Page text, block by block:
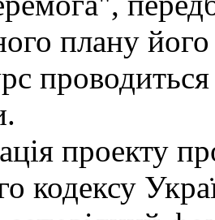
плану
проекту
кодексу